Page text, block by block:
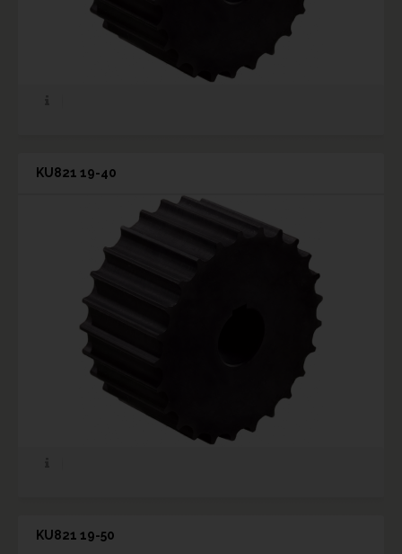
KU821 19-40
KU821 19-50